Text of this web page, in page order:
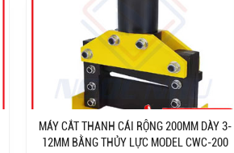
MÁY CẮT THANH CÁI RỘNG 200MM DÀY 3-
12MM BẰNG THỦY LỰC MODEL CWC-200